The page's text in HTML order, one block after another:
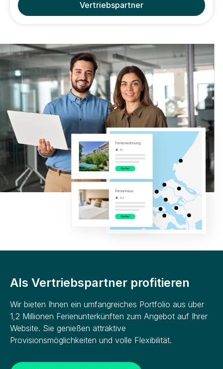
Vertriebspartner
Als Vertriebspartner profitieren
Wir bieten Ihnen ein umfangreiches Portfolio aus über
1,2 Millionen Ferienunterkünften zum Angebot auf Ihrer
Website. Sie genießen attraktive
Provisionsmöglichkeiten und volle Flexibilität.